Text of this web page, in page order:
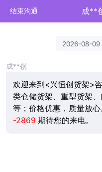
结束沟通 成**
2026-08-09
成**创
欢迎来到<兴恒创货架>
类仓储货架、重型货架
等；价格优惠，质量放心
-2869 期待您的来电。